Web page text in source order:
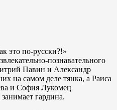
это по-русски?!»
познавательного
Павин и Александр
на самом деле тянка, а Раиса
и София Лукомец
гардина.